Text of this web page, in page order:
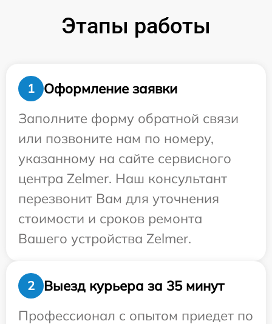
Этапы работы
1
Оформление заявки
Заполните форму обратной связи
или позвоните нам по номеру,
указанному на сайте сервисного
центра Zelmer. Наш консультант
перезвонит Вам для уточнения
стоимости и сроков ремонта
Вашего устройства Zelmer.
2
Выезд курьера за 35 минут
Профессионал с опытом приедет по